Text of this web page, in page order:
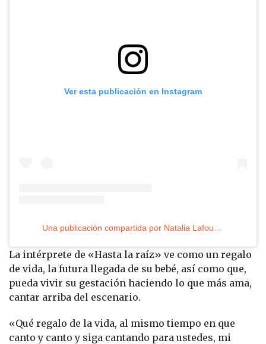
Ver esta publicación en Instagram
Una publicación compartida por Natalia Lafourcade (@natalialafourcade)
La intérprete de «Hasta la raíz» ve como un regalo
de vida, la futura llegada de su bebé, así como que,
pueda vivir su gestación haciendo lo que más ama,
cantar arriba del escenario.
«Qué regalo de la vida, al mismo tiempo en que
canto y canto y siga cantando para ustedes, mi